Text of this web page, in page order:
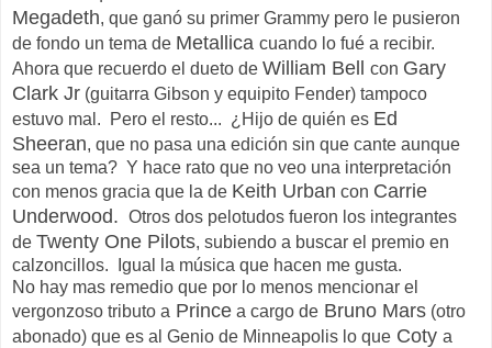
Megadeth, que ganó su primer Grammy pero le pusieron
de fondo un tema de Metallica cuando lo fué a recibir.
Ahora que recuerdo el dueto de William Bell con Gary
Clark Jr (guitarra Gibson y equipito Fender) tampoco
estuvo mal. Pero el resto... ¿Hijo de quién es Ed
Sheeran, que no pasa una edición sin que cante aunque
sea un tema? Y hace rato que no veo una interpretación
con menos gracia que la de Keith Urban con Carrie
Underwood. Otros dos pelotudos fueron los integrantes
de Twenty One Pilots, subiendo a buscar el premio en
calzoncillos. Igual la música que hacen me gusta.
No hay mas remedio que por lo menos mencionar el
vergonzoso tributo a Prince a cargo de Bruno Mars (otro
abonado) que es al Genio de Minneapolis lo que Coty a